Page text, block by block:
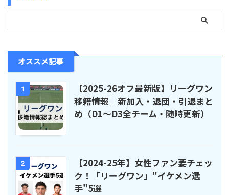
オススメ記事
1
【2025-26オフ最新版】リーグワン
移籍情報｜新加入・退団・引退まと
め（D1〜D3全チーム・随時更新）
2
【2024-25年】女性ファン要チェッ
ク！「リーグワン」"イケメン選
手"5選